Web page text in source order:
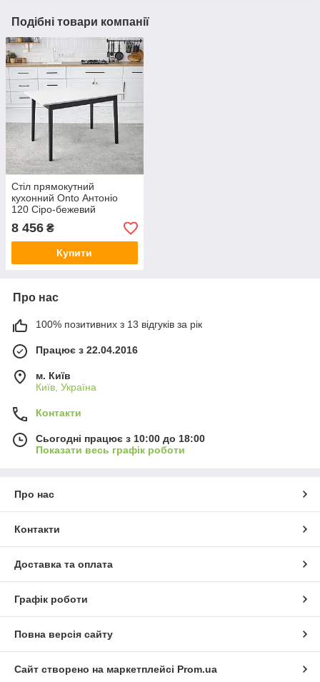
Подібні товари компанії
Стіл прямокутний
кухонний Onto Антоніо
120 Сіро-бежевий
8 456 ₴
Купити
Про нас
100% позитивних з 13 відгуків за рік
Працює з 22.04.2016
м. Київ
Київ, Україна
Контакти
Сьогодні працює з 10:00 до 18:00
Показати весь графік роботи
Про нас
Контакти
Доставка та оплата
Графік роботи
Повна версія сайту
Сайт створено на маркетплейсі Prom.ua